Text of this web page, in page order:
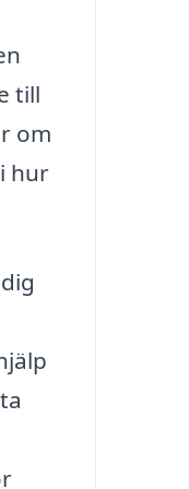
till
om
hur